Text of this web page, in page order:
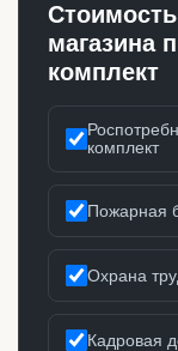
магазина
комплект
комплект
Пожарная
Охрана
Кадровая